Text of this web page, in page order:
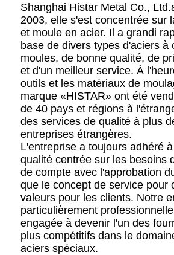
Shanghai Histar Metal Co.,
2003, elle s'est concentrée sur
et moule en acier. Il a grandi
base de divers types d'aciers à
moules, de bonne qualité, de
et d'un meilleur service. À
outils et les matériaux de
marque «HISTAR» ont été
de 40 pays et régions à
des services de qualité à plus
entreprises étrangères.
L'entreprise a toujours adhéré
qualité centrée sur les besoins
de compte avec l'approbation
que le concept de service pour
valeurs pour les clients. Notre
particulièrement
engagée à devenir l'un des
plus compétitifs dans le
aciers spéciaux.